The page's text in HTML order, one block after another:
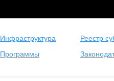
Инфраструктура
Реестр
Программы